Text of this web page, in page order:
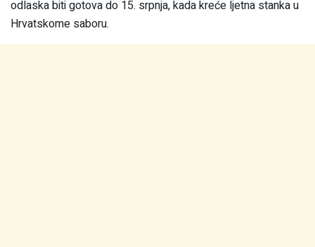
odlaska biti gotova do 15. srpnja, kada kreće ljetna stanka u
Hrvatskome saboru.